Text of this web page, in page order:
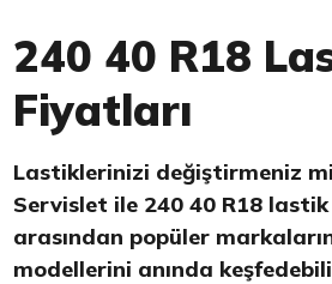
240 40 R18
Fiyatları
Lastiklerinizi değiştirmeniz
Servislet ile 240 40 R18
arasından popüler
modellerini anında